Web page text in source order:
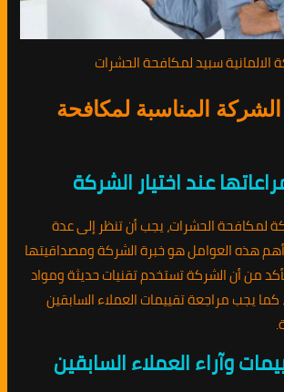
الالمانية سبيد لمكافحة الحشرات
الشركة المناسبة لمكافحة
عند اختيار الشركة
لمكافحة الحشرات، يجب أن تنظر إلى عدة
هذه العوامل هو خبرة الشركة ومصداقيتها
من أن الشركة تستخدم تقنيات حديثة ومواد
كما يجب مراجعة تقييمات العملاء السابقين
وآراء العملاء السابقين